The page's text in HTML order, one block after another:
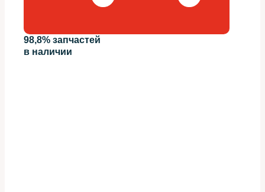
98,8% запчастей
в наличии